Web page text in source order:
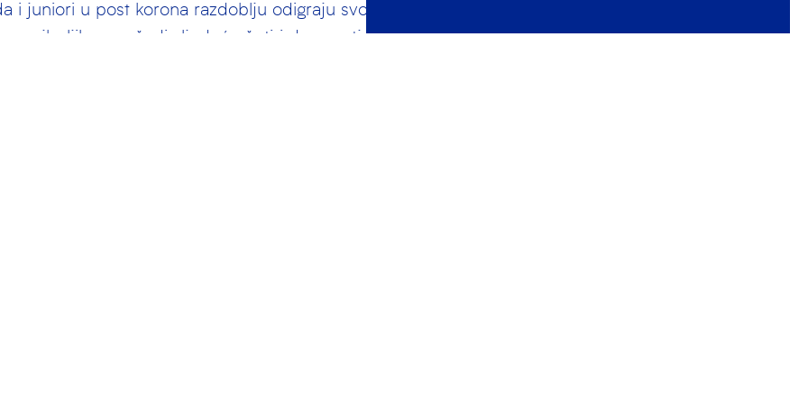
i juniori u post korona razdoblju odigraju svoje utakmice Kupa.
najboljih momčadi sljedeća četiri dana natjecati na Korčuli ne